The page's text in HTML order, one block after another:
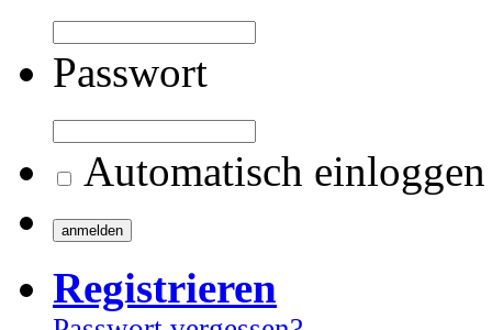
Passwort
Automatisch einloggen
Registrieren